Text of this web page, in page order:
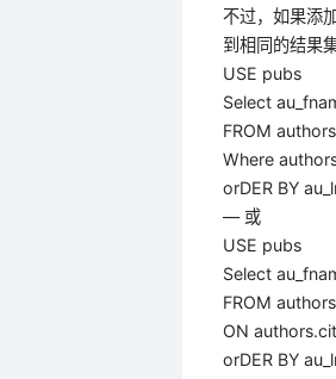
不过，如果添
到相同的结果集
USE pubs
Select
FROM
Where
orDER BY
— 或
USE pubs
Select
FROM
ON
orDER BY